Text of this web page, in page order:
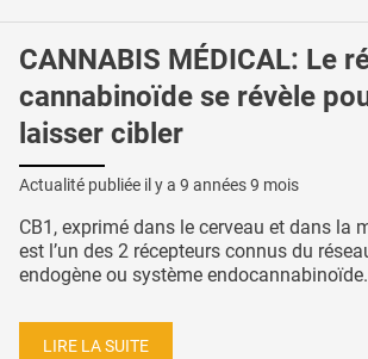
CANNABIS MÉDICAL: Le
cannabinoïde se révèle
laisser cibler
Actualité publiée il y a 9 années 9 mois
CB1, exprimé dans le cerveau et dans la
est l’un des 2 récepteurs connus du
endogène ou système
LIRE LA SUITE